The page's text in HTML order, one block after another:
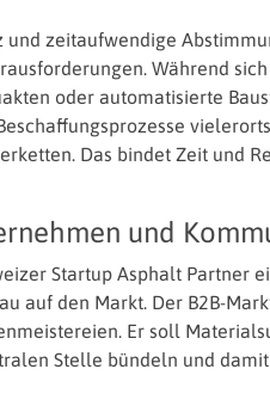
zeitaufwendige
Während
oder automatisierte
Das bindet Zeit und
und
Startup Asphalt Partner
auf den Markt. Der B2B-
Er soll
Stelle bündeln und